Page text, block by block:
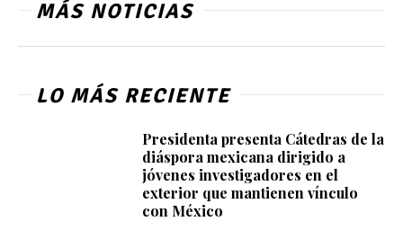
MÁS NOTICIAS
LO MÁS RECIENTE
Presidenta presenta Cátedras de la
diáspora mexicana dirigido a
jóvenes investigadores en el
exterior que mantienen vínculo
con México